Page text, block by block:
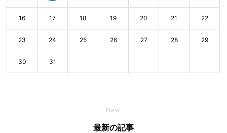
16 17 18 19 20 21 22
23 24 25 26 27 28 29
30 31
New
最新の記事